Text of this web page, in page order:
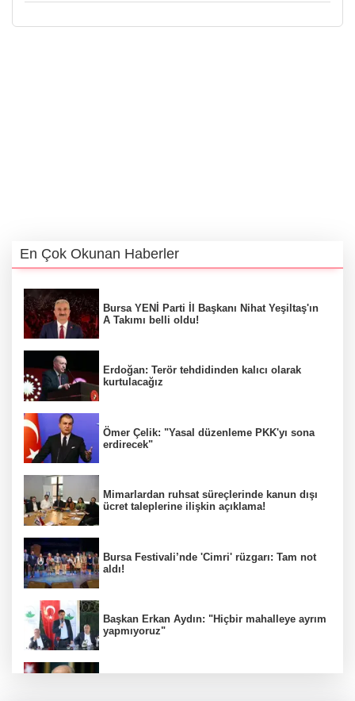
En Çok Okunan Haberler
Bursa YENİ Parti İl Başkanı Nihat Yeşiltaş'ın
A Takımı belli oldu!
Erdoğan: Terör tehdidinden kalıcı olarak
kurtulacağız
Ömer Çelik: "Yasal düzenleme PKK'yı sona
erdirecek"
Mimarlardan ruhsat süreçlerinde kanun dışı
ücret taleplerine ilişkin açıklama!
Bursa Festivali’nde 'Cimri' rüzgarı: Tam not
aldı!
Başkan Erkan Aydın: "Hiçbir mahalleye ayrım
yapmıyoruz"